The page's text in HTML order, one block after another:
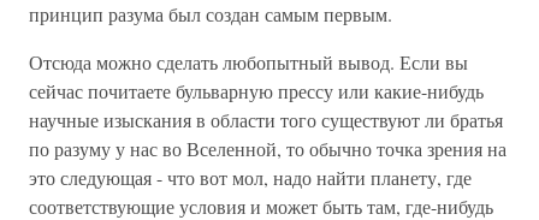
принцип разума был создан самым первым.
Отсюда можно сделать любопытный вывод. Если вы
сейчас почитаете бульварную прессу или какие-нибудь
научные изыскания в области того существуют ли братья
по разуму у нас во Вселенной, то обычно точка зрения на
это следующая - что вот мол, надо найти планету, где
соответствующие условия и может быть там, где-нибудь